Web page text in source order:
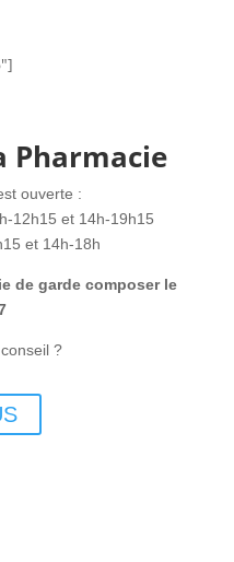
Pharmacie
ouverte :
12h15 et 14h-19h15
et 14h-18h
de garde composer le
?